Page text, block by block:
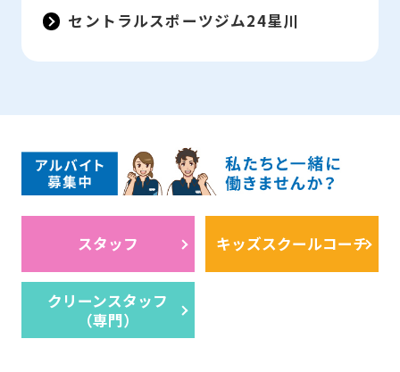
セントラルスポーツジム24星川
スタッフ キッズスクールコーチ
クリーンスタッフ
（専門）